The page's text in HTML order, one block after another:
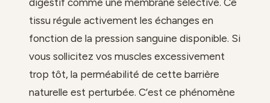
tissu régule activement les échanges en
fonction de la pression sanguine disponible. Si
vous sollicitez vos muscles excessivement
trop tôt, la perméabilité de cette barrière
naturelle est perturbée. C’est ce phénomène